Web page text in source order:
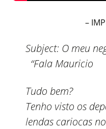
–
Subject: O meu
“Fala Mauricio
Tudo bem?
Tenho visto os
lendas cariocas